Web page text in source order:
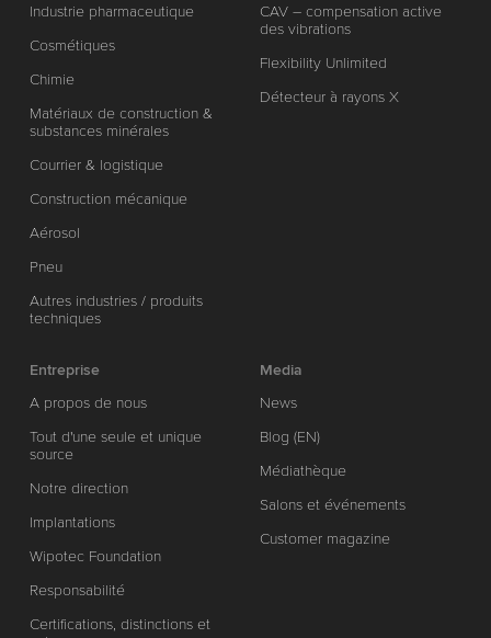
Industrie pharmaceutique
Cosmétiques
Chimie
Matériaux de construction &
substances minérales
Courrier & logistique
Construction mécanique
Aérosol
Pneu
Autres industries / produits
techniques
CAV – compensation active
des vibrations
Flexibility Unlimited
Détecteur à rayons X
Entreprise
A propos de nous
Tout d'une seule et unique
source
Notre direction
Implantations
Wipotec Foundation
Responsabilité
Certifications, distinctions et
Media
News
Blog (EN)
Médiathèque
Salons et événements
Customer magazine